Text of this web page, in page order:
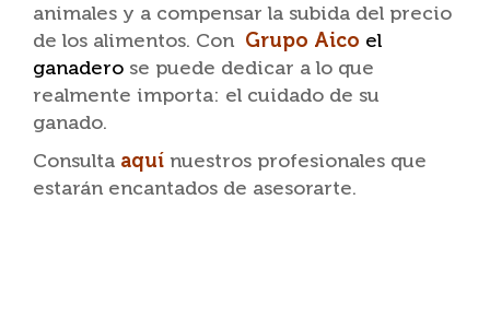
animales y a compensar la subida del precio
de los alimentos. Con Grupo Aico el
ganadero se puede dedicar a lo que
realmente importa: el cuidado de su
ganado.
Consulta aquí nuestros profesionales que
estarán encantados de asesorarte.